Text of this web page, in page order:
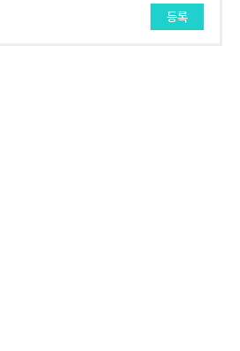
등록